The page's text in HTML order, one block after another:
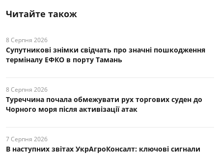
Читайте також
8 Серпня 2026
Супутникові знімки свідчать про значні пошкодження
терміналу ЕФКО в порту Тамань
8 Серпня 2026
Туреччина почала обмежувати рух торгових суден до
Чорного моря після активізації атак
7 Серпня 2026
В наступних звітах УкрАгроКонсалт: ключові cигнали